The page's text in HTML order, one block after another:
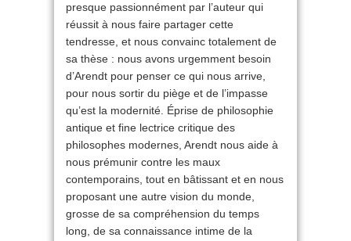
presque passionnément par l’auteur qui
réussit à nous faire partager cette
tendresse, et nous convainc totalement de
sa thèse : nous avons urgemment besoin
d’Arendt pour penser ce qui nous arrive,
pour nous sortir du piège et de l’impasse
qu’est la modernité. Éprise de philosophie
antique et fine lectrice critique des
philosophes modernes, Arendt nous aide à
nous prémunir contre les maux
contemporains, tout en bâtissant et en nous
proposant une autre vision du monde,
grosse de sa compréhension du temps
long, de sa connaissance intime de la